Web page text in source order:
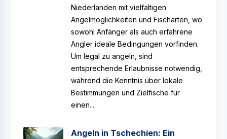
Niederlanden mit vielfältigen
Angelmöglichkeiten und Fischarten, wo
sowohl Anfänger als auch erfahrene
Angler ideale Bedingungen vorfinden.
Um legal zu angeln, sind
entsprechende Erlaubnisse notwendig,
während die Kenntnis über lokale
Bestimmungen und Zielfische für
einen...
Angeln in Tschechien: Ein